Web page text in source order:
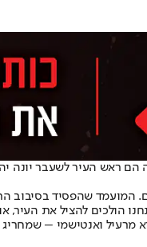
ראש העיר לשעבר יונה
המועמד שהפסיד בסיבוב
הולכים להציל את
מרעיל ואנטישמי –